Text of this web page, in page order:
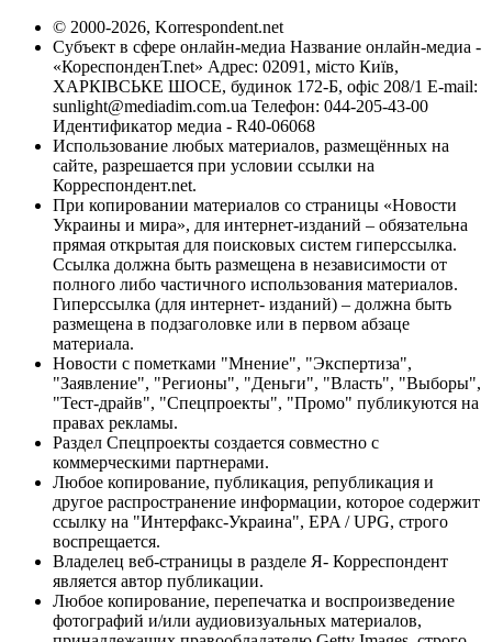
© 2000-2026, Korrespondent.net
Субъект в сфере онлайн-медиа Название онлайн-медиа -
«КореспонденТ.net» Адрес: 02091, місто Київ,
ХАРКІВСЬКЕ ШОСЕ, будинок 172-Б, офіс 208/1 E-mail:
sunlight@mediadim.com.ua Телефон: 044-205-43-00
Идентификатор медиа - R40-06068
Использование любых материалов, размещённых на
сайте, разрешается при условии ссылки на
Корреспондент.net.
При копировании материалов со страницы «Новости
Украины и мира», для интернет-изданий – обязательна
прямая открытая для поисковых систем гиперссылка.
Ссылка должна быть размещена в независимости от
полного либо частичного использования материалов.
Гиперссылка (для интернет- изданий) – должна быть
размещена в подзаголовке или в первом абзаце
материала.
Новости с пометками "Мнение", "Экспертиза",
"Заявление", "Регионы", "Деньги", "Власть", "Выборы",
"Тест-драйв", "Спецпроекты", "Промо" публикуются на
правах рекламы.
Раздел Спецпроекты создается совместно с
коммерческими партнерами.
Любое копирование, публикация, републикация и
другое распространение информации, которое содержит
ссылку на "Интерфакс-Украина", EPA / UPG, строго
воспрещается.
Владелец веб-страницы в разделе Я- Корреспондент
является автор публикации.
Любое копирование, перепечатка и воспроизведение
фотографий и/или аудиовизуальных материалов,